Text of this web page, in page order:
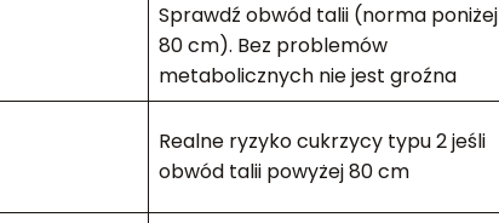
Sprawdź obwód talii (norma poniżej
80 cm). Bez problemów
metabolicznych nie jest groźna
Realne ryzyko cukrzycy typu 2 jeśli
obwód talii powyżej 80 cm